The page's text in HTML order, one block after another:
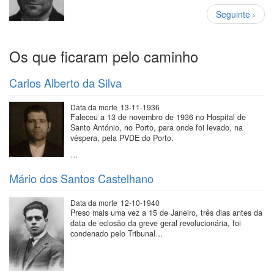
Paginação
Próxima
página
Seguinte ›
Os que ficaram pelo caminho
Carlos Alberto da Silva
Data da morte 13-11-1936
Faleceu a 13 de novembro de 1936 no Hospital de
Santo António, no Porto, para onde foi levado, na
véspera, pela PVDE do Porto.
…
Mário dos Santos Castelhano
Data da morte 12-10-1940
Preso mais uma vez a 15 de Janeiro, três dias antes da
data de eclosão da greve geral revolucionária, foi
condenado pelo Tribunal…